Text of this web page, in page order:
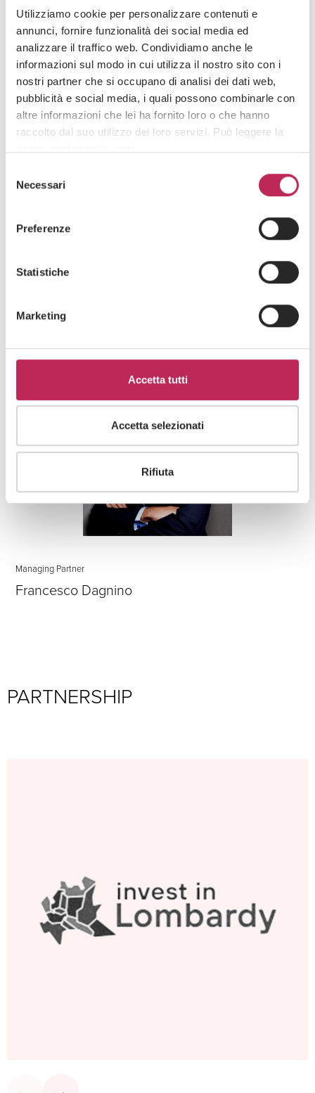
Utilizziamo cookie per personalizzare contenuti e
annunci, fornire funzionalità dei social media ed
analizzare il traffico web. Condividiamo anche le
informazioni sul modo in cui utilizza il nostro sito con i
nostri partner che si occupano di analisi dei dati web,
pubblicità e social media, i quali possono combinarle con
altre informazioni che lei ha fornito loro o che hanno
raccolto dal suo utilizzo dei loro servizi. Può leggere la
Attenzione: chiudendo questo banner, cliccando in
un’area sottostante o accedendo ad un’altra pagina del
delNecessari
Preferenze
Statistiche
Marketing
Accetta tutti
Accetta selezionati
Rifiuta
TEAM
Alessandro Dagnino
Managing Partner
Francesco Dagnino
PARTNERSHIP